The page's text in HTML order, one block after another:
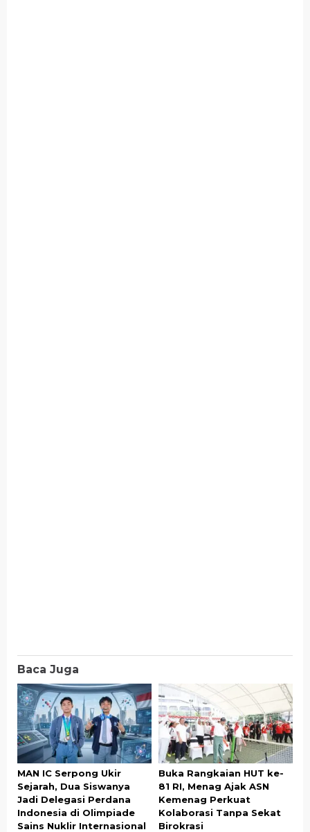
Baca Juga
MAN IC Serpong Ukir
Sejarah, Dua Siswanya
Jadi Delegasi Perdana
Indonesia di Olimpiade
Sains Nuklir Internasional
Buka Rangkaian HUT ke-
81 RI, Menag Ajak ASN
Kemenag Perkuat
Kolaborasi Tanpa Sekat
Birokrasi